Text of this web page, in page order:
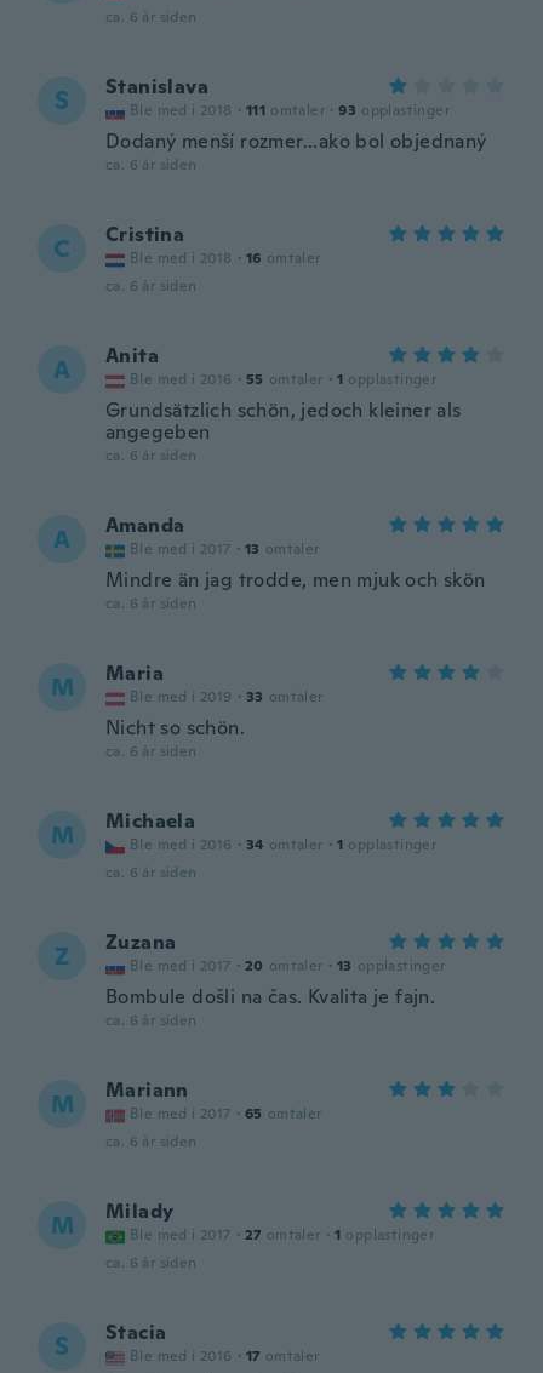
ca. 6 år siden
S Stanislava
Ble med i 2018 · 111 omtaler · 93 opplastinger
Dodaný menší rozmer...ako bol objednaný
ca. 6 år siden
C Cristina
Ble med i 2018 · 16 omtaler
ca. 6 år siden
A Anita
Ble med i 2016 · 55 omtaler · 1 opplastinger
Grundsätzlich schön, jedoch kleiner als
angegeben
ca. 6 år siden
A Amanda
Ble med i 2017 · 13 omtaler
Mindre än jag trodde, men mjuk och skön
ca. 6 år siden
M Maria
Ble med i 2019 · 33 omtaler
Nicht so schön.
ca. 6 år siden
M Michaela
Ble med i 2016 · 34 omtaler · 1 opplastinger
ca. 6 år siden
Z Zuzana
Ble med i 2017 · 20 omtaler · 13 opplastinger
Bombule došli na čas. Kvalita je fajn.
ca. 6 år siden
M Mariann
Ble med i 2017 · 65 omtaler
ca. 6 år siden
M Milady
Ble med i 2017 · 27 omtaler · 1 opplastinger
ca. 6 år siden
S Stacia
Ble med i 2016 · 17 omtaler